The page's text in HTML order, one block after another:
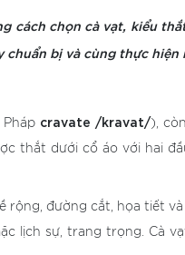
cách chọn cà vạt, kiểu
chuẩn bị và cùng thực hiện
cravate /kravat/),
thắt dưới cổ áo với hai
rộng, đường cắt, họa tiết
lịch sự, trang trọng. Cà